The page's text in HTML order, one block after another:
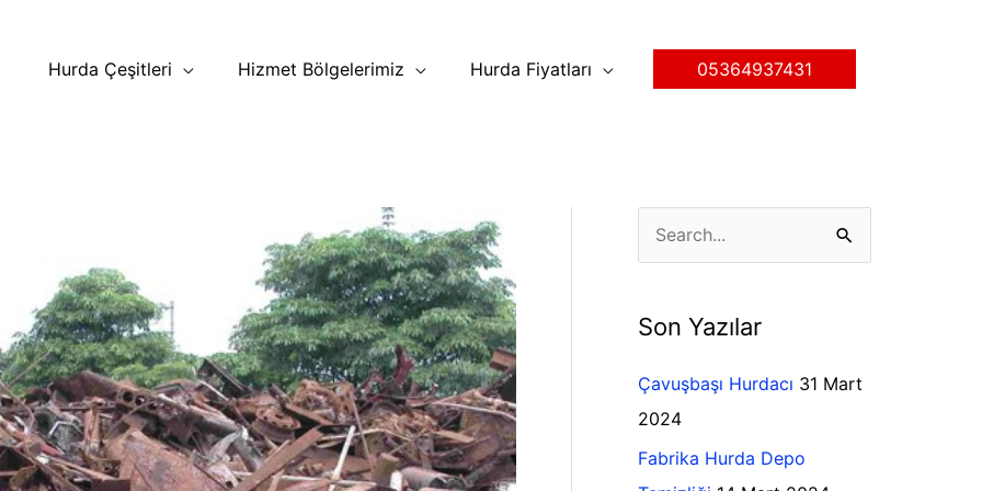
Hurda Çeşitleri
Hizmet Bölgelerimiz Hurda Fiyatları 05364937431
c
h
f
o
Son Yazılar
Çavuşbaşı Hurdacı 31 Mart
2024
Fabrika Hurda Depo
a
e
o
i